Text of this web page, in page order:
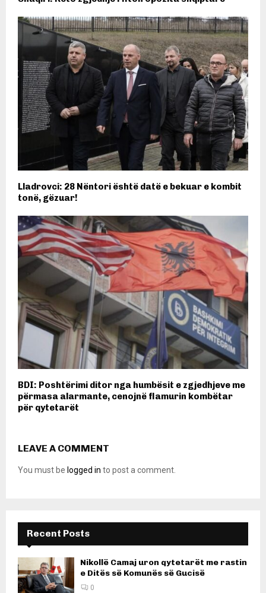
Lladrovci: 28 Nëntori është datë e bekuar e kombit
tonë, gëzuar!
BDI: Poshtërimi ditor nga humbësit e zgjedhjeve me
përmasa alarmante, cenojnë flamurin kombëtar
për qytetarët
LEAVE A COMMENT
You must be logged in to post a comment.
Recent Posts
Nikollë Camaj uron qytetarët me rastin
e Ditës së Komunës së Gucisë
0